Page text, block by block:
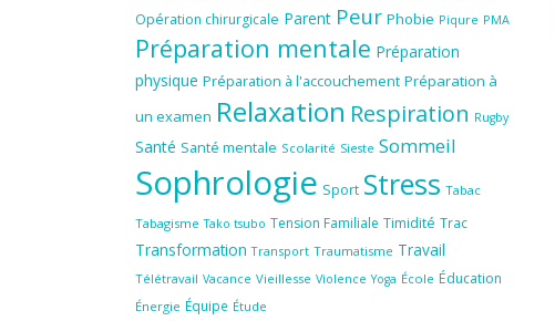
Opération chirurgicale Parent Peur Phobie Piqure PMA
Préparation mentale Préparation
physique Préparation à l'accouchement Préparation à
un examen Relaxation Respiration Rugby
Santé Santé mentale Scolarité Sieste Sommeil
Sophrologie Sport Stress Tabac
Tabagisme Tako tsubo Tension Familiale Timidité Trac
Transformation Transport Traumatisme Travail
Télétravail Vacance Vieillesse Violence Yoga École Éducation
Énergie Équipe Étude